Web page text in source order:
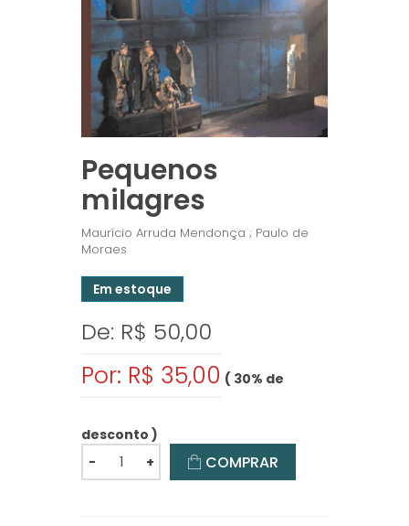
Pequenos
milagres
Maurício Arruda Mendonça ; Paulo de
Moraes
Em estoque
De: R$ 50,00
Por: R$ 35,00 ( 30% de
desconto )
-
+ COMPRAR